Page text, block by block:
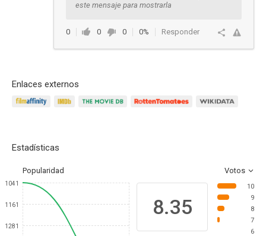
este mensaje para mostrarla
0 0 0 0% Responder
Enlaces externos
Estadísticas
Popularidad Votos
1041
1161
1281
8.35
10
9
8
7
6